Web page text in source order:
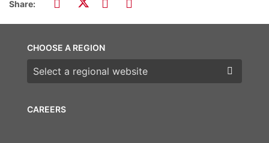
Share:
CAREERS
CHOOSE A REGION
Choose a region